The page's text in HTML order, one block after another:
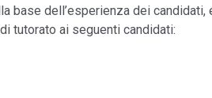
base dell’esperienza dei candidati,
tutorato ai seguenti candidati: